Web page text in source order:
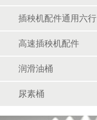
插秧机配件通用六行
高速插秧机配件
润滑油桶
尿素桶